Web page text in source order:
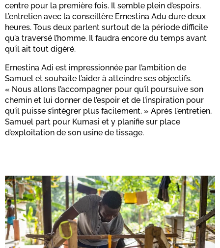
centre pour la première fois. Il semble plein d’espoirs.
L’entretien avec la conseillère Ernestina Adu dure deux
heures. Tous deux parlent surtout de la période difficile
qu’a traversé l’homme. Il faudra encore du temps avant
qu’il ait tout digéré.
Ernestina Adi est impressionnée par l’ambition de
Samuel et souhaite l’aider à atteindre ses objectifs.
« Nous allons l’accompagner pour qu’il poursuive son
chemin et lui donner de l’espoir et de l’inspiration pour
qu’il puisse s’intégrer plus facilement. » Après l’entretien,
Samuel part pour Kumasi et y planifie sur place
d’exploitation de son usine de tissage.